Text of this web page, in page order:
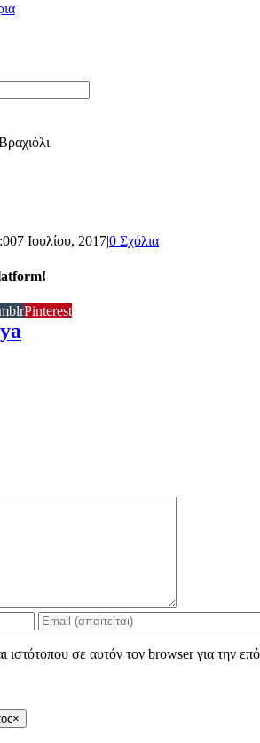
7 Ιουλίου, 2017|0 Σχόλια
Pinterest
ιστότοπου σε αυτόν τον browser για την
×